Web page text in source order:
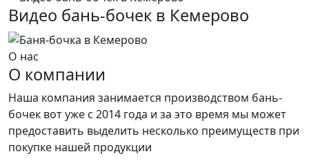
Видео бань-бочек в Кемерово
О нас
О компании
Наша компания занимается производством бань-
бочек вот уже с 2014 года и за это время мы может
предоставить выделить несколько преимуществ при
покупке нашей продукции